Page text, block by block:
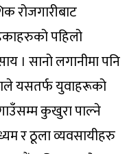
रोजगारीबाट
पहिलो
। सानो लगानीमा पनि
यसतर्फ युवाहरूको
कुखुरा पाल्ने
र ठूला व्यवसायीहरु